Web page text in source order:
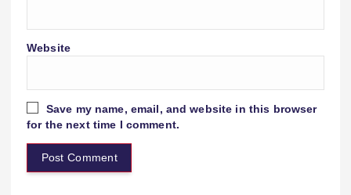
Website
Save my name, email, and website in this browser
for the next time I comment.